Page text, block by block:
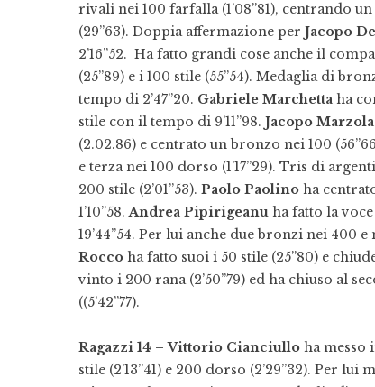
rivali nei 100 farfalla (1’08”81), centrando
(29”63). Doppia affermazione per Jacopo
2’16”52. Ha fatto grandi cose anche il
(25”89) e i 100 stile (55”54). Medaglia di
tempo di 2’47”20. Gabriele Marchetta ha
stile con il tempo di 9’11”98. Jacopo Marzola
(2.02.86) e centrato un bronzo nei 100
e terza nei 100 dorso (1’17”29). Tris di
200 stile (2’01”53). Paolo Paolino ha
1’10”58.Andrea Pipirigeanu ha fatto la
19’44”54. Per lui anche due bronzi nei 400 e
Rocco ha fatto suoi i 50 stile (25”80) e
vinto i 200 rana (2’50”79) ed ha chiuso al
((5’42”77).
Ragazzi 14 – Vittorio Cianciullo ha messo
stile (2’13”41) e 200 dorso (2’29”32). Per